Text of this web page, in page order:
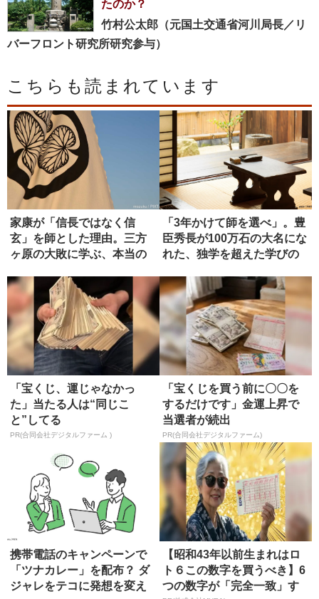
たのか？
竹村公太郎（元国土交通省河川局長／リ
バーフロント研究所研究参与）
こちらも読まれています
家康が「信長ではなく信
玄」を師とした理由。三方
ヶ原の大敗に学ぶ、本当の
「3年かけて師を選べ」。豊
臣秀長が100万石の大名にな
れた、独学を超えた学びの
「宝くじ、運じゃなかっ
た」当たる人は“同じこ
と”してる
PR(合同会社デジタルファーム )
「宝くじを買う前に〇〇を
するだけです」金運上昇で
当選者が続出
PR(合同会社デジタルファーム)
携帯電話のキャンペーンで
「ツナカレー」を配布？ ダ
ジャレをテコに発想を変え
【昭和43年以前生まれはロ
ト６この数字を買うべき】6
つの数字が「完全一致」す